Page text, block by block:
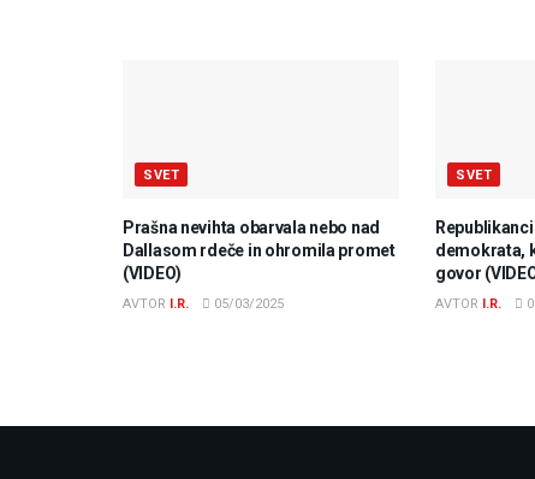
SVET
Prašna nevihta obarvala nebo nad
Dallasom rdeče in ohromila promet
(VIDEO)
AVTOR I.R. 05/03/2025
SVET
demokrata,
govor
AVTOR I.R.